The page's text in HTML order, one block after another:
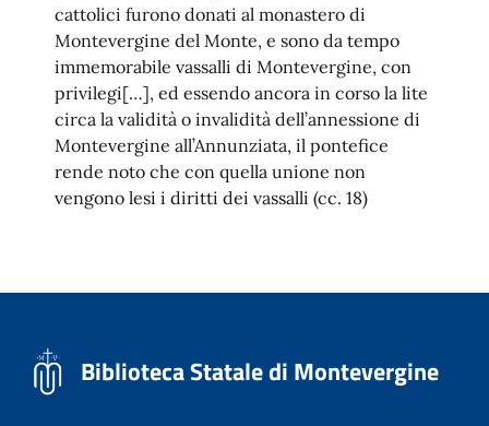
cattolici furono donati al monastero di
Montevergine del Monte, e sono da tempo
immemorabile vassalli di Montevergine, con
privilegi[…], ed essendo ancora in corso la lite
circa la validità o invalidità dell’annessione di
Montevergine all’Annunziata, il pontefice
rende noto che con quella unione non
vengono lesi i diritti dei vassalli (cc. 18)
Biblioteca Statale di Montevergine